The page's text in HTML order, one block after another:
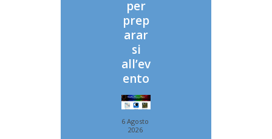
per
prep
arar
si
all’ev
ento
6 Agosto
2026